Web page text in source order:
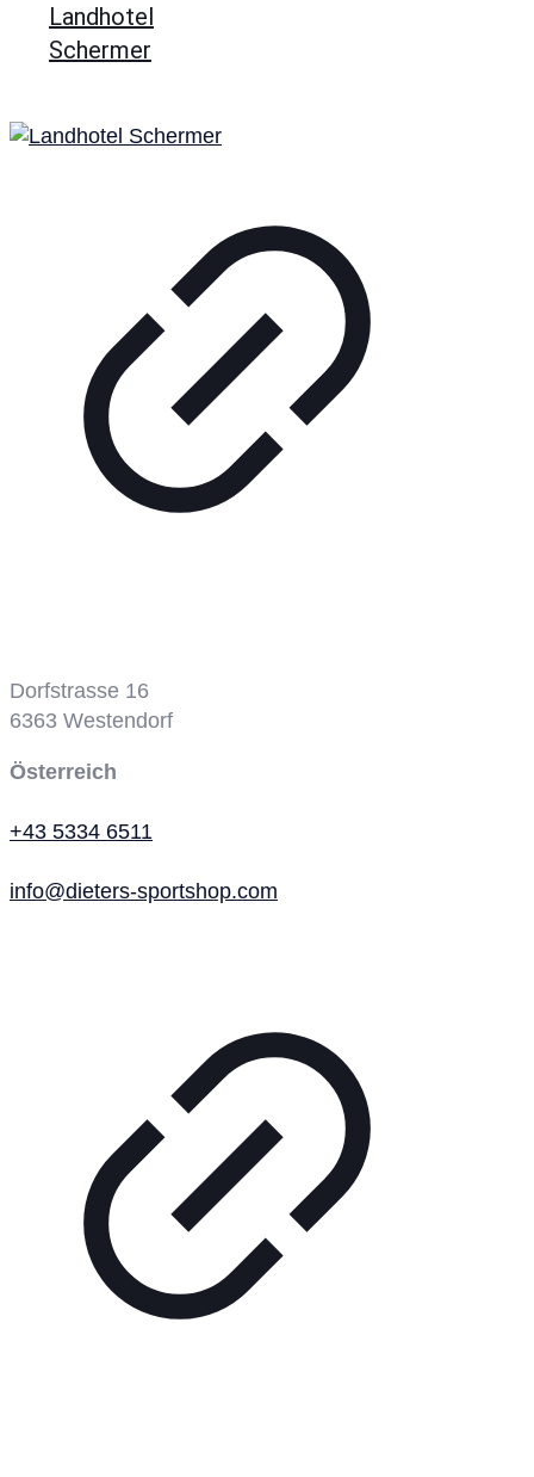
Landhotel
Schermer
Dorfstrasse 16
6363 Westendorf
Österreich
+43 5334 6511
info@dieters-sportshop.com